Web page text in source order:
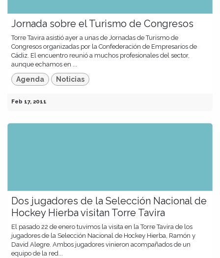
Jornada sobre el Turismo de Congresos
Torre Tavira asistió ayer a unas de Jornadas de Turismo de
Congresos organizadas por la Confederación de Empresarios de
Cádiz. El encuentro reunió a muchos profesionales del sector,
aunque echamos en ...
Agenda Noticias
Feb 17, 2011
Dos jugadores de la Selección Nacional de
Hockey Hierba visitan Torre Tavira
El pasado 22 de enero tuvimos la visita en la Torre Tavira de los
jugadores de la Selección Nacional de Hockey Hierba, Ramón y
David Alegre. Ambos jugadores vinieron acompañados de un
equipo de la red...